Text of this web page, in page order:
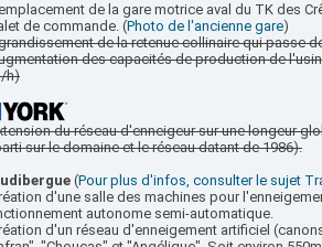
de la gare motrice aval du TK des
de commande. (Photo de l'ancienne gare)
de la retenue collinaire qui passe
des capacités de production de
h)
du réseau d'enneigeur sur une longeur
sur le domaine et le réseau datant de 1986).
(Pour plus d'infos, consulter le sujet
d'une salle des machines pour
autonome semi-automatique.
d'un réseau d'enneigement artificiel